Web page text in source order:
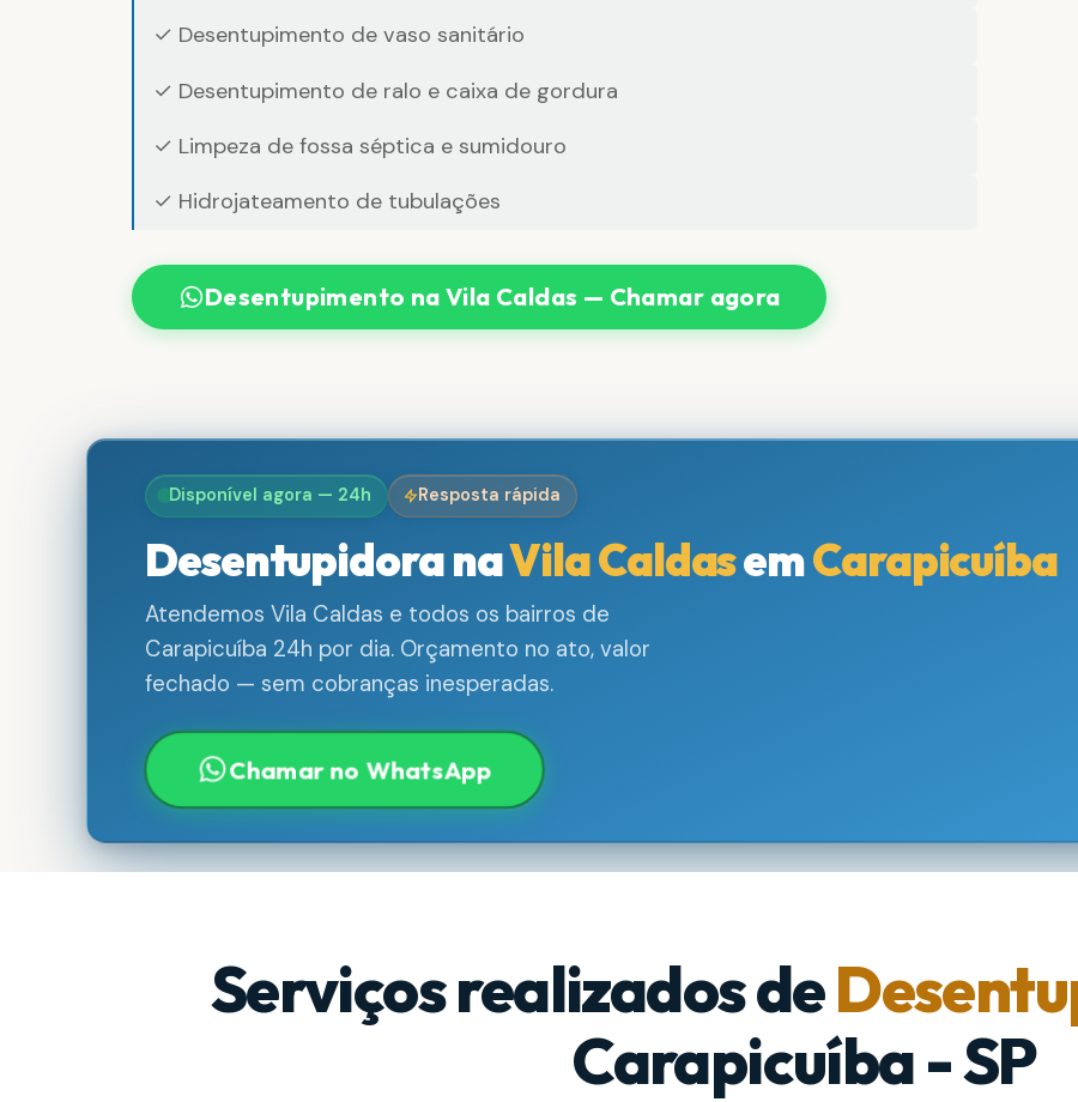
✓ Desentupimento de vaso sanitário
✓ Desentupimento de ralo e caixa de gordura
✓ Limpeza de fossa séptica e sumidouro
✓ Hidrojateamento de tubulações
Desentupimento na Vila Caldas — Chamar agora
Disponível agora — 24h Resposta rápida
Desentupidora naVila CaldasemCarapicuíba
Atendemos Vila Caldas e todos os bairros de
Carapicuíba 24h por dia. Orçamento no ato, valor
fechado — sem cobranças inesperadas.
Chamar no WhatsApp
Serviços realizados de
Carapicuíba - SP